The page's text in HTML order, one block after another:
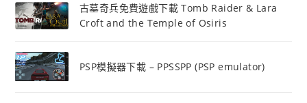
古墓奇兵免費遊戲下載 Tomb Raider & Lara
Croft and the Temple of Osiris
PSP模擬器下載 – PPSSPP (PSP emulator)